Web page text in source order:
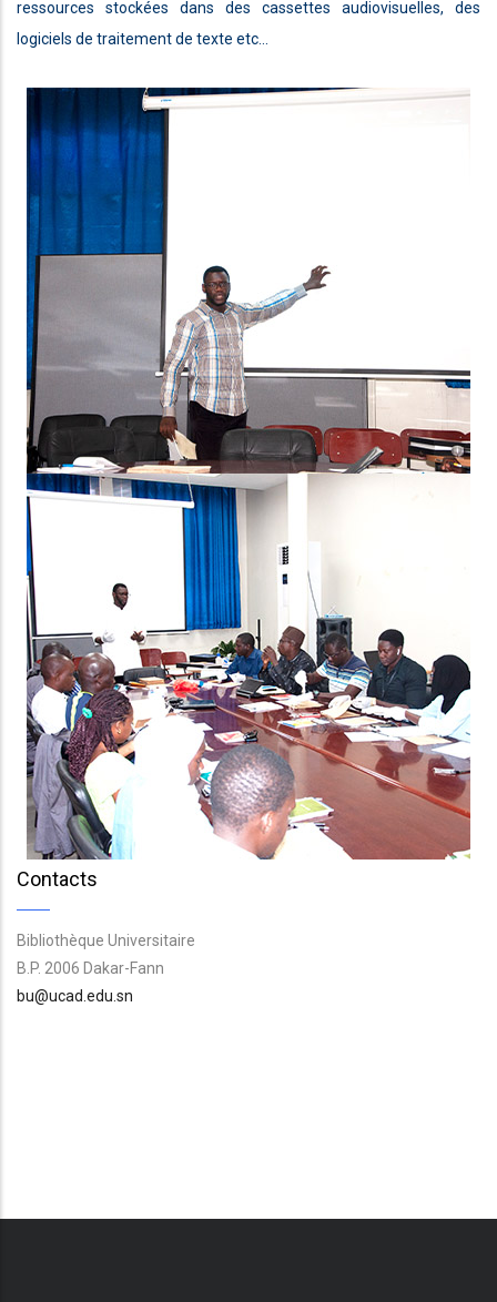
ressources stockées dans des cassettes audiovisuelles, des
logiciels de traitement de texte etc...
Contacts
Bibliothèque Universitaire
B.P. 2006 Dakar-Fann
bu@ucad.edu.sn